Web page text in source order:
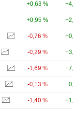
+0,63 %
+0,95 %
-0,76 %
-0,29 %
-1,69 %
-0,13 %
-1,40 %